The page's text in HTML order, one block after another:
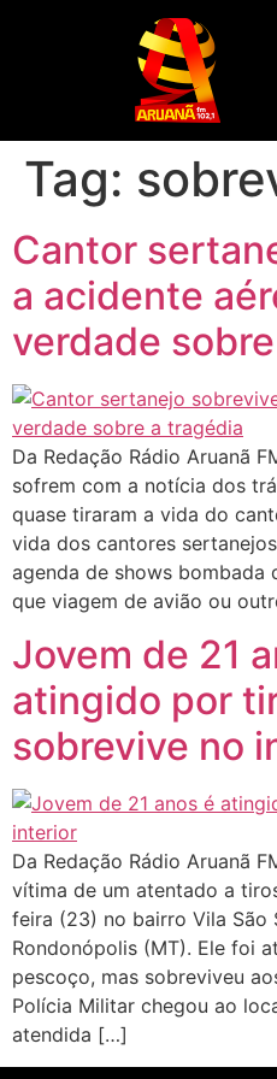
Tag:
Cantor
a acidente
verdade
Da Redação Rádio Aruanã
sofrem com a notícia dos
quase tiraram a vida do
vida dos cantores
agenda de shows bombada
que viagem de avião ou
Jovem de 21
atingido por
sobrevive no
Da Redação Rádio Aruanã
vítima de um atentado a
feira (23) no bairro Vila São
Rondonópolis (MT). Ele foi
pescoço, mas sobreviveu
Polícia Militar chegou ao
atendida […]